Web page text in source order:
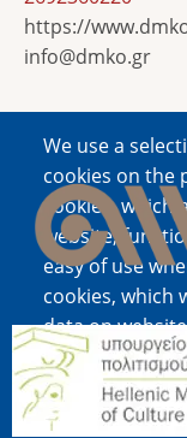
We use a
cookies on the
cookies, which
website;
easy of use
cookies, which
data on
cookies, which
content and
ALL", you
https://
info@dmko.gr
Image
Image